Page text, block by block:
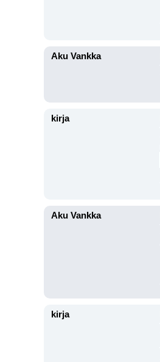
Aku Vankka
kirja
Aku Vankka
kirja